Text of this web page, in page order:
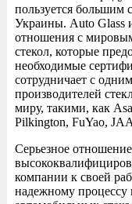
пользуется большим
Украины. Auto Glass
отношения с
стекол, которые
необходимые
сотрудничает с
производителей
миру, такими, как
Pilkington, FuYao,
Серьезное отношение
компании к своей
надежному процессу